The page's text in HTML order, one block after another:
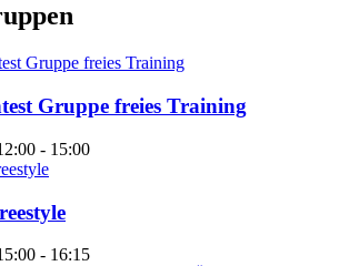
Gruppe freies Training
- 15:00
- 16:15